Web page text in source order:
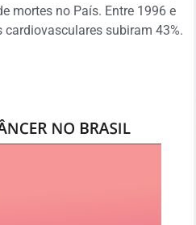
mortes no País. Entre 1996 e
subiram 43%.